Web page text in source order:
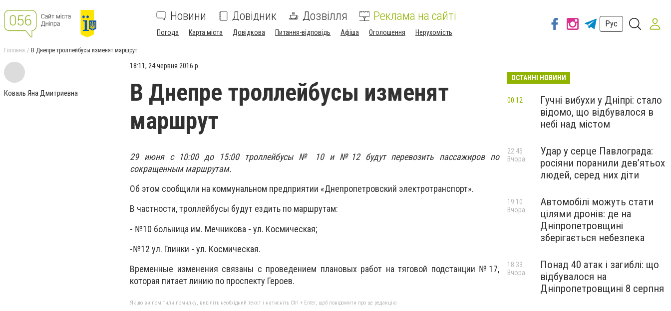
Новини Довідник Дозвілля Реклама на сайті
Погода Карта міста Довідкова Питання-відповідь Афіша Оголошення Нерухомість
Рус
Головна В Днепре троллейбусы изменят маршрут
Коваль Яна Дмитриевна
18:11, 24 червня 2016 р.
В Днепре троллейбусы изменят
маршрут
29 июня с 10:00 до 15:00 троллейбусы № 10 и №12 будут перевозить пассажиров по
сокращенным маршрутам.
Об этом сообщили на коммунальном предприятии «Днепропетровский электротранспорт».
В частности, троллейбусы будут ездить по маршрутам:
- №10 больница им. Мечникова - ул. Космическая;
-№12 ул. Глинки - ул. Космическая.
Временные изменения связаны с проведением плановых работ на тяговой подстанции №17,
которая питает линию по проспекту Героев.
Якщо ви помітили помилку, виділіть необхідний текст і натисніть Ctrl + Enter, щоб повідомити про це редакцію
ОСТАННІ НОВИНИ
Гучні вибухи у Дніпрі: стало
відомо, що відбувалося в
небі над містом
00:12
Удар у серце Павлограда:
росіяни поранили дев’ятьох
людей, серед них діти
22:45
Вчора
Автомобілі можуть стати
цілями дронів: де на
Дніпропетровщині
зберігається небезпека
19:10
Вчора
Понад 40 атак і загиблі: що
відбувалося на
Дніпропетровщині 8 серпня
18:33
Вчора